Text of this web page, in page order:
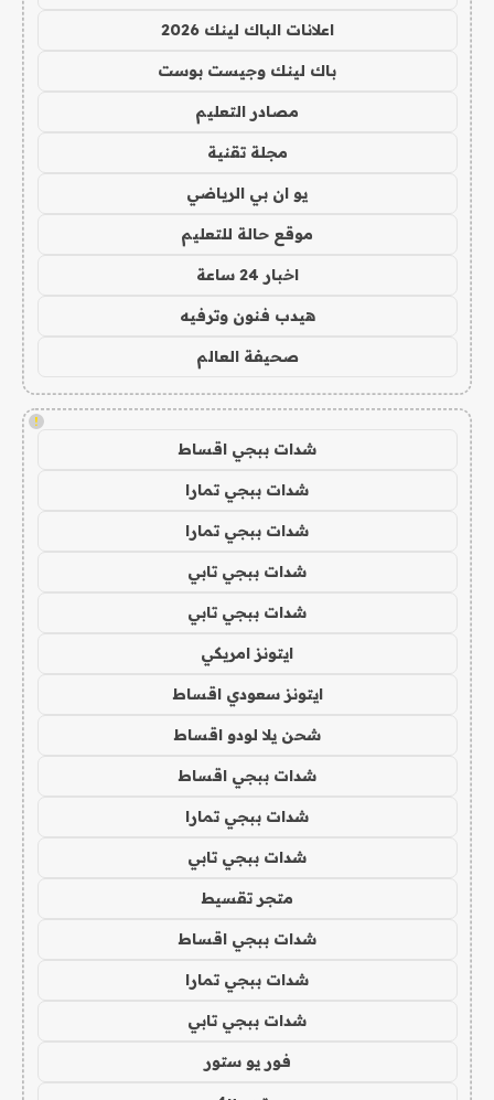
اعلانات الباك لينك 2026
باك لينك وجيست بوست
مصادر التعليم
مجلة تقنية
يو ان بي الرياضي
موقع حالة للتعليم
اخبار 24 ساعة
هيدب فنون وترفيه
صحيفة العالم
!
شدات ببجي اقساط
شدات ببجي تمارا
شدات ببجي تمارا
شدات ببجي تابي
شدات ببجي تابي
ايتونز امريكي
ايتونز سعودي اقساط
شحن يلا لودو اقساط
شدات ببجي اقساط
شدات ببجي تمارا
شدات ببجي تابي
متجر تقسيط
شدات ببجي اقساط
شدات ببجي تمارا
شدات ببجي تابي
فور يو ستور